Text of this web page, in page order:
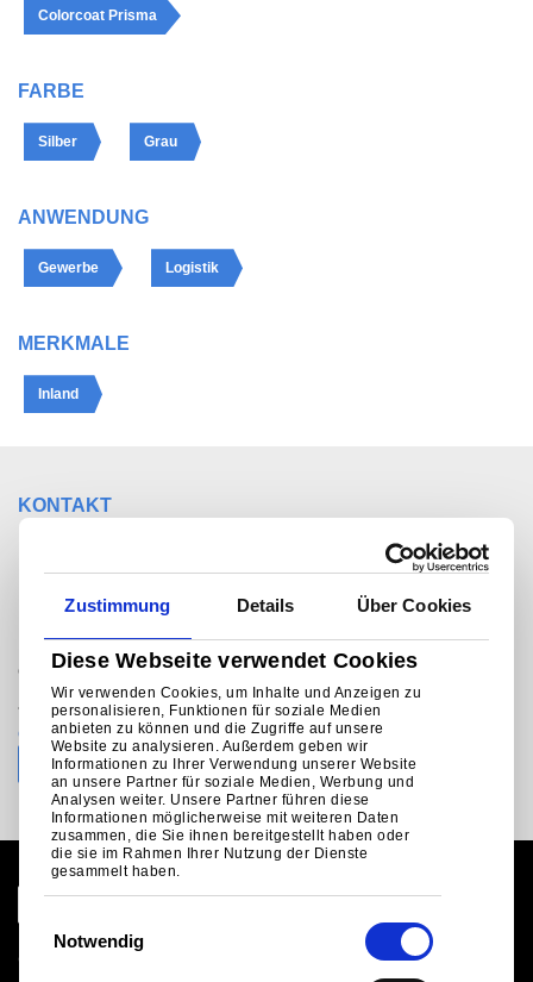
Zustimmung Details Über Cookies
Diese Webseite verwendet Cookies
Wir verwenden Cookies, um Inhalte und Anzeigen zu
personalisieren, Funktionen für soziale Medien
anbieten zu können und die Zugriffe auf unsere
Website zu analysieren. Außerdem geben wir
Informationen zu Ihrer Verwendung unserer Website
an unsere Partner für soziale Medien, Werbung und
Analysen weiter. Unsere Partner führen diese
Informationen möglicherweise mit weiteren Daten
zusammen, die Sie ihnen bereitgestellt haben oder
die sie im Rahmen Ihrer Nutzung der Dienste
gesammelt haben.
Notwendig
Colorcoat Prisma
FARBE
Silber Grau
ANWENDUNG
Gewerbe Logistik
MERKMALE
Inland
KONTAKT
Sie möchten mit jemandem
sprechen?
Colorcoat Connection®helpline
+31 (0)251 492206 (NL)
colorcoat.connectionEU@tatasteeleurope.com
Globale Website